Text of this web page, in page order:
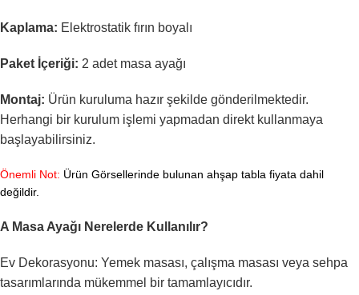
Kaplama: Elektrostatik fırın boyalı
Paket İçeriği: 2 adet masa ayağı
Montaj: Ürün kuruluma hazır şekilde gönderilmektedir.
Herhangi bir kurulum işlemi yapmadan direkt kullanmaya
başlayabilirsiniz.
Önemli Not: Ürün Görsellerinde bulunan ahşap tabla fiyata dahil
değildir.
A Masa Ayağı Nerelerde Kullanılır?
Ev Dekorasyonu: Yemek masası, çalışma masası veya sehpa
tasarımlarında mükemmel bir tamamlayıcıdır.